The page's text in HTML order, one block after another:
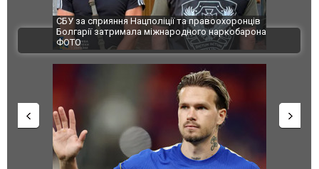
пожежі у
СБУ за сприяння Нацполіції та правоохоронців
Болгарії затримала міжнародного наркобарона.
ФОТО
Росіяни
одна
ВІДЕО